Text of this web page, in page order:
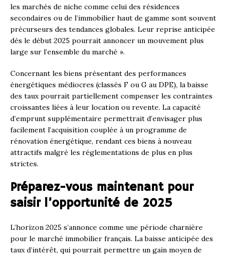
les marchés de niche comme celui des résidences
secondaires ou de l’immobilier haut de gamme sont souvent
précurseurs des tendances globales. Leur reprise anticipée
dès le début 2025 pourrait annoncer un mouvement plus
large sur l’ensemble du marché ».
Concernant les biens présentant des performances
énergétiques médiocres (classés F ou G au DPE), la baisse
des taux pourrait partiellement compenser les contraintes
croissantes liées à leur location ou revente. La capacité
d’emprunt supplémentaire permettrait d’envisager plus
facilement l’acquisition couplée à un programme de
rénovation énergétique, rendant ces biens à nouveau
attractifs malgré les réglementations de plus en plus
strictes.
Préparez-vous maintenant pour
saisir l’opportunité de 2025
L’horizon 2025 s’annonce comme une période charnière
pour le marché immobilier français. La baisse anticipée des
taux d’intérêt, qui pourrait permettre un gain moyen de